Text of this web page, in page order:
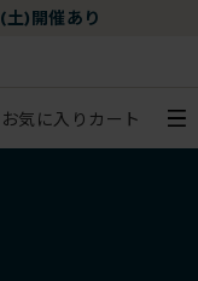
(土)開催あり
お気に入り カート